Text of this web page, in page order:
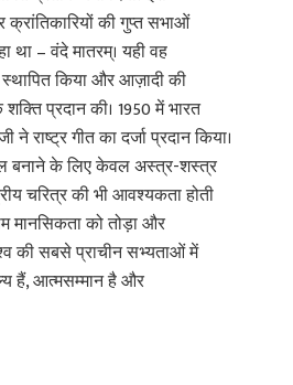
की गुप्त सभाओं
– वंदे मातरम्। यही वह
किया और आज़ादी की
प्रदान की। 1950 में भारत
राष्ट्र गीत का दर्जा प्रदान किया।
बनाने के लिए केवल अस्त्र-शस्त्र
चरित्र की भी आवश्यकता होती
मानसिकता को तोड़ा और
की सबसे प्राचीन सभ्यताओं में
हैं, आत्मसम्मान है और